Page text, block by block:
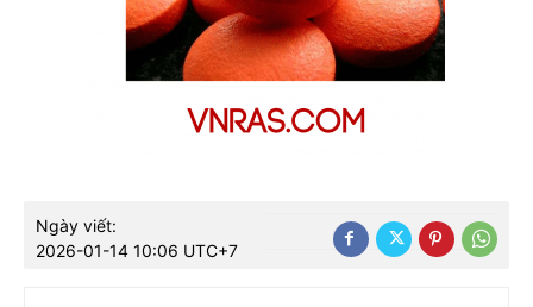
Ngày viết:
2026-01-14 10:06 UTC+7